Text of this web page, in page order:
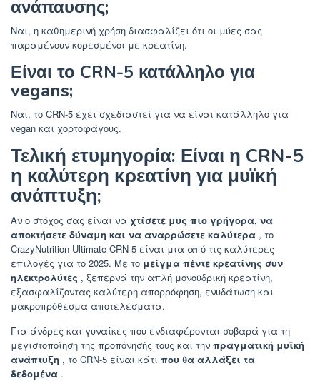
ανάπαυσης;
Ναι, η καθημερινή χρήση διασφαλίζει ότι οι μύες σας
παραμένουν κορεσμένοι με κρεατίνη.
Είναι το CRN-5 κατάλληλο για
vegans;
Ναι, το CRN-5 έχει σχεδιαστεί για να είναι κατάλληλο για
vegan και χορτοφάγους.
Τελική ετυμηγορία: Είναι η CRN-5
η καλύτερη κρεατίνη για μυϊκή
ανάπτυξη;
Αν ο στόχος σας είναι να χτίσετε μυς πιο γρήγορα, να
αποκτήσετε δύναμη και να αναρρώσετε καλύτερα , το
CrazyNutrition Ultimate CRN-5 είναι μια από τις καλύτερες
επιλογές για το 2025. Με το μείγμα πέντε κρεατίνης συν
ηλεκτρολύτες , ξεπερνά την απλή μονοϋδρική κρεατίνη,
εξασφαλίζοντας καλύτερη απορρόφηση, ενυδάτωση και
μακροπρόθεσμα αποτελέσματα.
Για άνδρες και γυναίκες που ενδιαφέρονται σοβαρά για τη
μεγιστοποίηση της προπόνησής τους και την πραγματική μυϊκή
ανάπτυξη , το CRN-5 είναι κάτι που θα αλλάξει τα
δεδομένα .